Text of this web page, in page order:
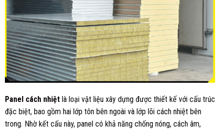
Panel cách nhiệt là loại vật liệu xây dựng được thiết kế với cấu trúc
đặc biệt, bao gồm hai lớp tôn bên ngoài và lớp lõi cách nhiệt bên
trong. Nhờ kết cấu này, panel có khả năng chống nóng, cách âm,